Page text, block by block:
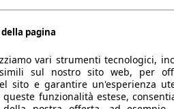
l/100km
l/100km
6
l
pagina
vari strumenti tecnologici,
sul nostro sito web, per
sito e garantire un'esperienza
funzionalità estese,